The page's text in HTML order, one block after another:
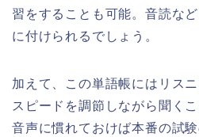
習をすることも可能。音読な
に付けられるでしょう。
加えて、この単語帳にはリス
スピードを調節しながら聞く
音声に慣れておけば本番の試